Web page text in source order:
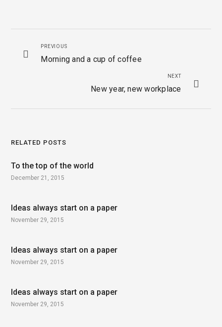
PREVIOUS
Morning and a cup of coffee
NEXT
New year, new workplace
RELATED POSTS
To the top of the world
December 21, 2015
Ideas always start on a paper
November 29, 2015
Ideas always start on a paper
November 29, 2015
Ideas always start on a paper
November 29, 2015